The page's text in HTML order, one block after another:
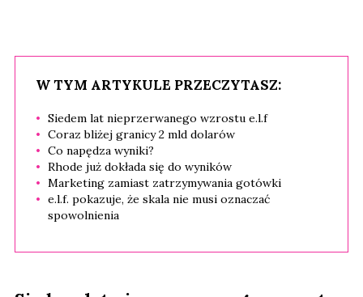
W TYM ARTYKULE PRZECZYTASZ:
Siedem lat nieprzerwanego wzrostu e.l.f
Coraz bliżej granicy 2 mld dolarów
Co napędza wyniki?
Rhode już dokłada się do wyników
Marketing zamiast zatrzymywania gotówki
e.l.f. pokazuje, że skala nie musi oznaczać
spowolnienia